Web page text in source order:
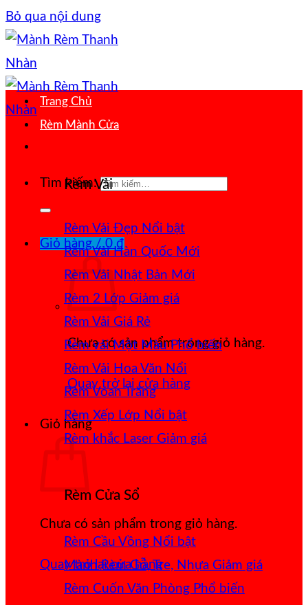
Bỏ qua nội dung
Tìm kiếm:
Giỏ hàng /0₫
Chưa có sản phẩm trong giỏ hàng.
Quay trở lại cửa hàng
Giỏ hàng
Chưa có sản phẩm trong giỏ hàng.
Quay trở lại cửa hàng
Trang Chủ
Rèm Mành Cửa
Rèm Vải
Rèm Vải Đẹp
Rèm Vải Hàn Quốc
Rèm Vải Nhật Bản
Rèm 2 Lớp
Rèm Vải Giá Rẻ
Rèm vải Một Màu
Rèm Vải Hoa Văn Nổi
Rèm Voan Trắng
Rèm Xếp Lớp
Rèm khắc Laser
Rèm Cửa Sổ
Rèm Cầu Vồng
Mành Rèm Gỗ, Tre, Nhựa
Rèm Cuốn Văn Phòng